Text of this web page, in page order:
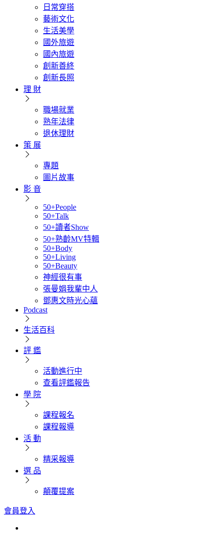
日常穿搭
藝術文化
生活美學
國外旅遊
國內旅遊
創新善終
創新長照
理 財
職場就業
熟年法律
退休理財
策 展
專題
圖片故事
影 音
50+People
50+Talk
50+讀者Show
50+熟齡MV特輯
50+Body
50+Living
50+Beauty
神經很有事
張曼娟我輩中人
鄧惠文時光心蘊
Podcast
生活百科
評 鑑
活動進行中
查看評鑑報告
學 院
課程報名
課程報導
活 動
精采報導
選 品
顛覆提案
會員登入